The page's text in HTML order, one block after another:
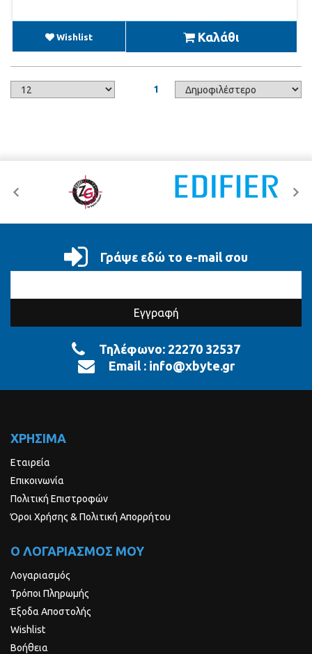
Wishlist Καλάθι
1
Γράψε εδώ το e-mail σου
Τηλέφωνο: 22270 32537
Email : info@xbyte.gr
ΧΡΗΣΙΜΑ
Εταιρεία
Επικοινωνία
Πολιτική Επιστροφών
Όροι Χρήσης & Πολιτική Απορρήτου
Ο ΛΟΓΑΡΙΑΣΜΟΣ ΜΟΥ
Λογαριασμός
Τρόποι Πληρωμής
Έξοδα Αποστολής
Wishlist
Βοήθεια